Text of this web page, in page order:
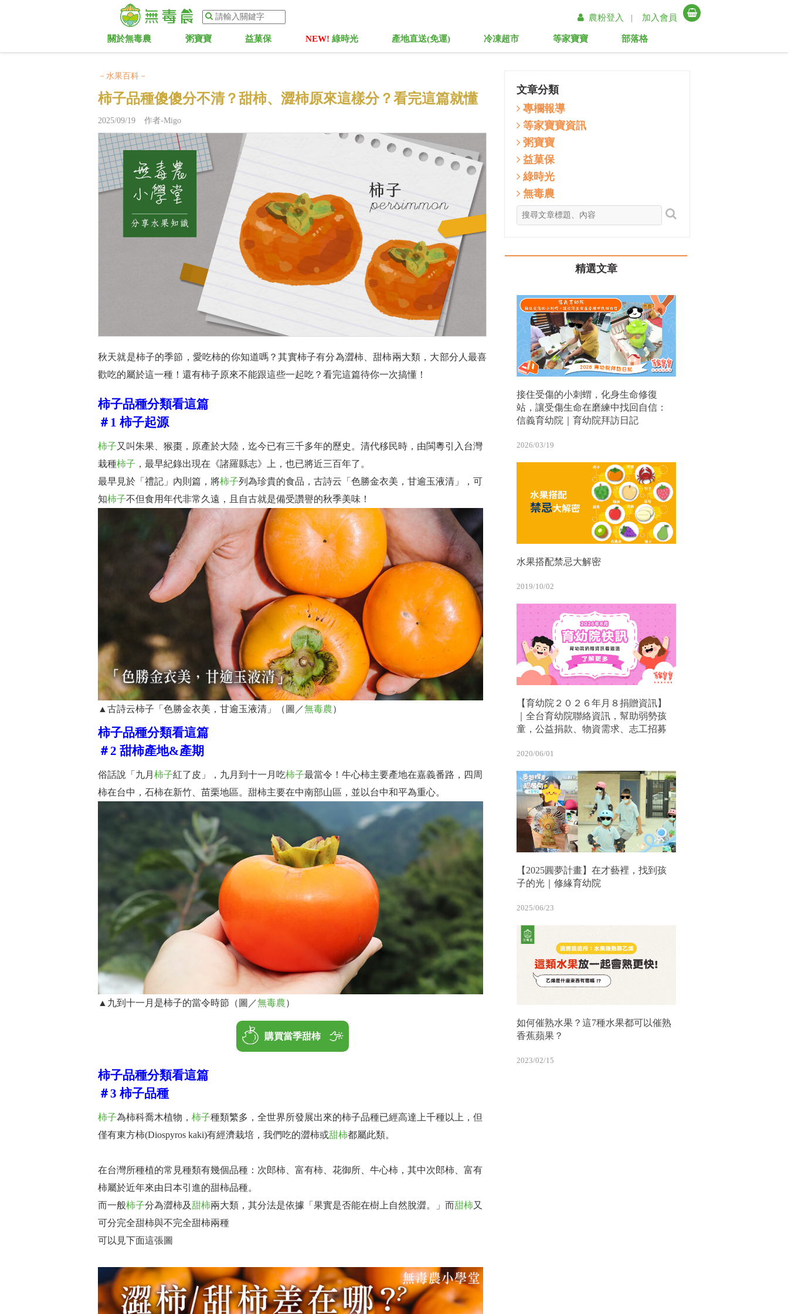
農粉登入 | 加入會員
關於無毒農 粥寶寶 益菓保 NEW! 綠時光 產地直送(免運) 冷凍超市 等家寶寶 部落格
－水果百科－
柿子品種傻傻分不清？甜柿、澀柿原來這樣分？看完這篇就懂
2025/09/19 作者-Migo
秋天就是柿子的季節，愛吃柿的你知道嗎？其實柿子有分為澀柿、甜柿兩大類，大部分人最喜
歡吃的屬於這一種！還有柿子原來不能跟這些一起吃？看完這篇待你一次搞懂！
柿子品種分類看這篇
＃1 柿子起源
柿子又叫朱果、猴棗，原產於大陸，迄今已有三千多年的歷史。清代移民時，由閩粵引入台灣
栽種柿子 ，最早紀錄出現在《諸羅縣志》上，也已將近三百年了。
最早見於「禮記」內則篇，將柿子列為珍貴的食品，古詩云「色勝金衣美，甘逾玉液清」，可
知柿子不但食用年代非常久遠，且自古就是備受讚譽的秋季美味！
▲古詩云柿子「色勝金衣美，甘逾玉液清」（圖／無毒農）
柿子品種分類看這篇
＃2 甜柿產地&產期
俗話說「九月 柿子紅了皮」，九月到十一月吃柿子最當令！牛心柿主要產地在嘉義番路，四周
柿在台中，石柿在新竹、苗栗地區。甜柿主要在中南部山區，並以台中和平為重心。
▲九到十一月是柿子的當令時節（圖／無毒農）
購買當季甜柿
柿子品種分類看這篇
＃3 柿子品種
柿子為柿科喬木植物， 柿子種類繁多，全世界所發展出來的柿子品種已經高達上千種以上，但
僅有東方柿(Diospyros kaki)有經濟栽培，我們吃的澀柿或甜柿都屬此類。
在台灣所種植的常見種類有幾個品種：次郎柿、富有柿、花御所、牛心柿，其中次郎柿、富有
柿屬於近年來由日本引進的甜柿品種。
而一般柿子分為澀柿及甜柿兩大類，其分法是依據「果實是否能在樹上自然脫澀。」而甜柿又
可分完全甜柿與不完全甜柿兩種
可以見下面這張圖
文章分類
專欄報導
等家寶寶資訊
粥寶寶
益菓保
綠時光
無毒農
精選文章
接住受傷的小刺蝟，化身生命修復
站，讓受傷生命在磨練中找回自信：
信義育幼院｜育幼院拜訪日記
2026/03/19
水果搭配禁忌大解密
2019/10/02
【育幼院２０２６年月８捐贈資訊】
｜全台育幼院聯絡資訊，幫助弱勢孩
童，公益捐款、物資需求、志工招募
2020/06/01
【2025圓夢計畫】在才藝裡，找到孩
子的光｜修緣育幼院
2025/06/23
如何催熟水果？這7種水果都可以催熟
香蕉蘋果？
2023/02/15